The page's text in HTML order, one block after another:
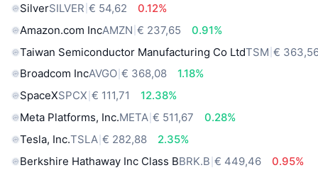
SilverSILVER € 54,62
0.12%
Amazon.com IncAMZN € 237,65
0.91%
Taiwan Semiconductor Manufacturing Co LtdTSM €
Broadcom IncAVGO € 368,08
1.18%
SpaceXSPCX € 111,71
12.38%
Meta Platforms, Inc.META € 511,67
0.28%
Tesla, Inc.TSLA € 282,88
2.35%
Berkshire Hathaway Inc Class BBRK.B € 449,46
0.95%